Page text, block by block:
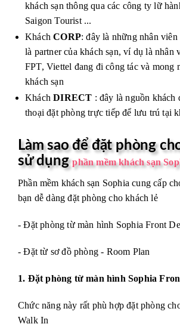
khách sạn thông qua các công ty lữ
Saigon Tourist ...
KháchCORP: đây là những nhân viên
là partner của khách sạn, ví dụ là nhân
FPT, Viettel đang đi công tác và mong
khách sạn
KháchDIRECT : đây là nguồn khách
thoại đặt phòng trực tiếp để lưu trú tại
Làm sao để đặt phòng
sử dụngphần mềm khách sạn
Phần mềm khách sạn Sophia cung cấp
bạn dễ dàng đặt phòng cho khách lẻ
- Đặt phòng từ màn hình Sophia Front
- Đặt từ sơ đồ phòng - Room Plan
1. Đặt phòng từ màn hình Sophia
Chức năng này rất phù hợp đặt phòng
Walk In